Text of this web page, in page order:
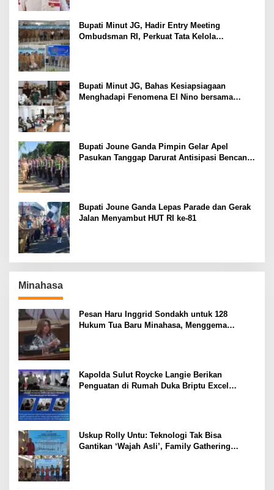
Bupati Minut JG, Hadir Entry Meeting
Ombudsman RI, Perkuat Tata Kelola
Bupati Minut JG, Bahas Kesiapsiagaan
Menghadapi Fenomena El Nino bersama
Bupati Joune Ganda Pimpin Gelar Apel
Pasukan Tanggap Darurat Antisipasi Bencana
Bupati Joune Ganda Lepas Parade dan Gerak
Jalan Menyambut HUT RI ke-81
Minahasa
Pesan Haru Inggrid Sondakh untuk 128
Hukum Tua Baru Minahasa, Menggema
Kapolda Sulut Roycke Langie Berikan
Penguatan di Rumah Duka Briptu Excel
Uskup Rolly Untu: Teknologi Tak Bisa
Gantikan ‘Wajah Asli’, Family Gathering